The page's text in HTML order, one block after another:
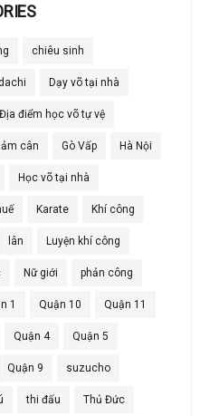
chiêu sinh
dachi Dạy võ tại nhà
Địa điểm học võ tự vệ
cân Gò Vấp Hà Nội
Học võ tại nhà
Karate Khí công
lân Luyện khí công
Nữ giới phản công
1 Quận 10 Quận 11
Quận 4 Quận 5
Quận 9 suzucho
thi đấu Thủ Đức